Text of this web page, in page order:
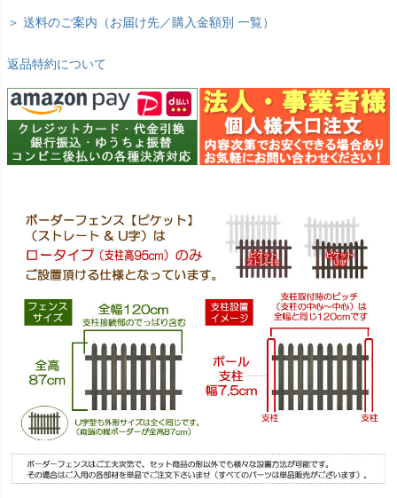
＞ 送料のご案内（お届け先／購入金額別 一覧）
返品特約について